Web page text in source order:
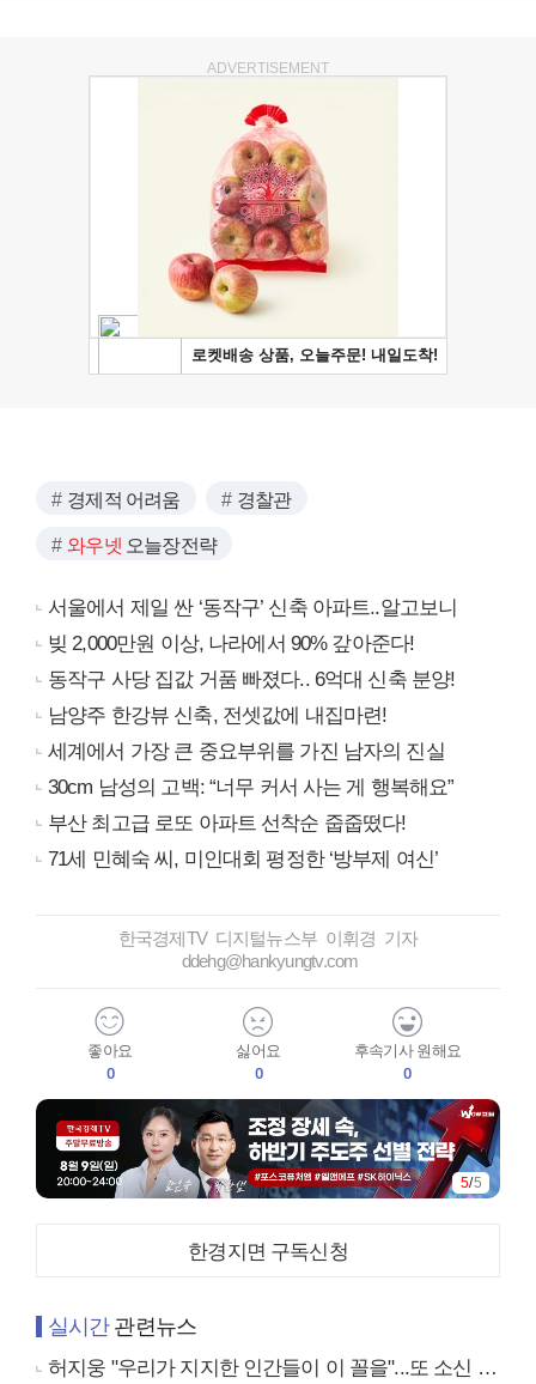
ADVERTISEMENT
경제적 어려움 경찰관
와우넷 오늘장전략
서울에서 제일 싼 ‘동작구’ 신축 아파트..알고보니
빚 2,000만원 이상, 나라에서 90% 갚아준다!
동작구 사당 집값 거품 빠졌다.. 6억대 신축 분양!
남양주 한강뷰 신축, 전셋값에 내집마련!
세계에서 가장 큰 중요부위를 가진 남자의 진실
30cm 남성의 고백: “너무 커서 사는 게 행복해요”
부산 최고급 로또 아파트 선착순 줍줍떴다!
71세 민혜숙 씨, 미인대회 평정한 ‘방부제 여신’
한국경제TV 디지털뉴스부 이휘경 기자
ddehg@hankyungtv.com
좋아요
0
싫어요
0
후속기사 원해요
0
5/5
한경지면 구독신청
실시간관련뉴스
허지웅 "우리가 지지한 인간들이 이 꼴을"...또 소신 발언